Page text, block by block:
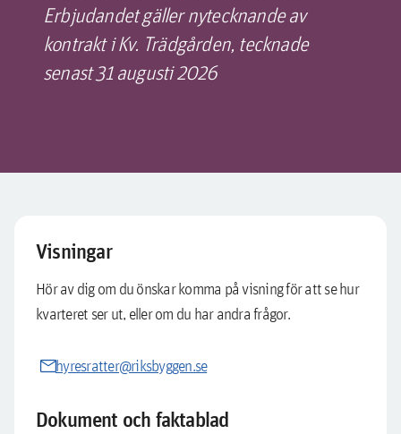
Erbjudandet gäller nytecknande av
kontrakt i Kv. Trädgården, tecknade
senast 31 augusti 2026
Visningar
Hör av dig om du önskar komma på visning för att se hur
kvarteret ser ut, eller om du har andra frågor.
mailhyresratter@riksbyggen.se
Dokument och faktablad